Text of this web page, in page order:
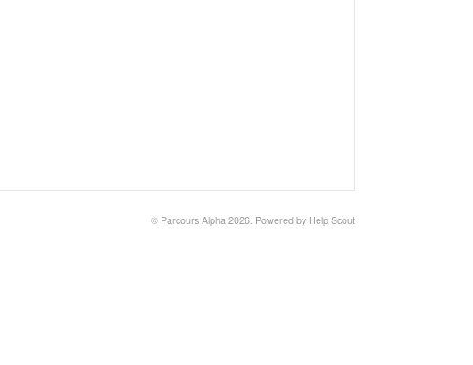
© Parcours Alpha 2026. Powered by Help Scout